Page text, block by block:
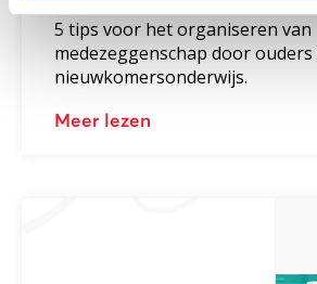
5 tips voor het organiseren van
medezeggenschap door
nieuwkomersonderwijs.
Meer lezen